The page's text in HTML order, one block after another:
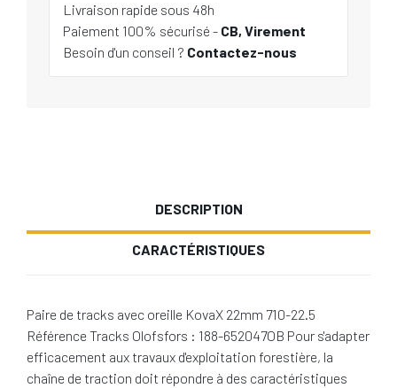
Livraison rapide sous 48h
Paiement 100% sécurisé - CB, Virement
Besoin d'un conseil ? Contactez-nous
DESCRIPTION
CARACTÉRISTIQUES
Paire de tracks avec oreille KovaX 22mm 710-22.5
Référence Tracks Olofsfors : 188-652047OB Pour s'adapter
efficacement aux travaux d'exploitation forestière, la
chaîne de traction doit répondre à des caractéristiques